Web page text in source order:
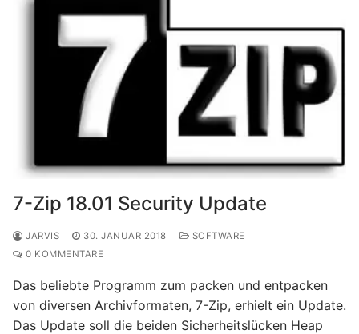
7-Zip 18.01 Security Update
JARVIS 30. JANUAR 2018
SOFTWARE
0 KOMMENTARE
Das beliebte Programm zum packen und entpacken
von diversen Archivformaten, 7-Zip, erhielt ein Update.
Das Update soll die beiden Sicherheitslücken Heap